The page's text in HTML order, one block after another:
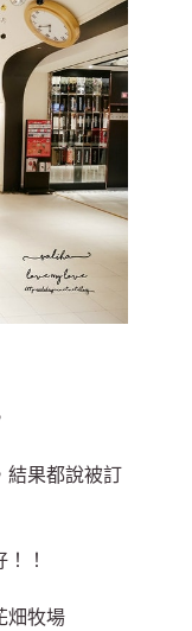
結果都說被訂
！
畑牧場